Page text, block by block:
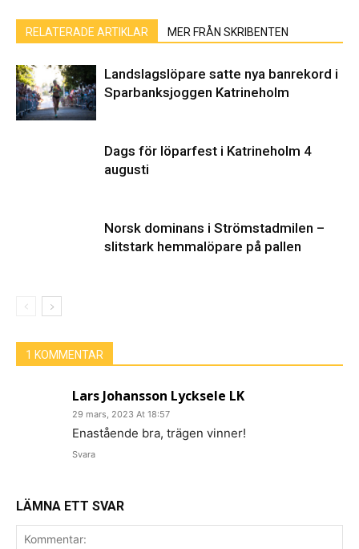
RELATERADE ARTIKLAR MER FRÅN SKRIBENTEN
Landslagslöpare satte nya banrekord i
Sparbanksjoggen Katrineholm
Dags för löparfest i Katrineholm 4
augusti
Norsk dominans i Strömstadmilen –
slitstark hemmalöpare på pallen
1 KOMMENTAR
Lars Johansson Lycksele LK
29 mars, 2023 At 18:57
Enastående bra, trägen vinner!
Svara
LÄMNA ETT SVAR